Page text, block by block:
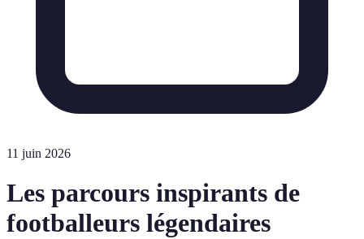
11 juin 2026
Les parcours inspirants de
footballeurs légendaires